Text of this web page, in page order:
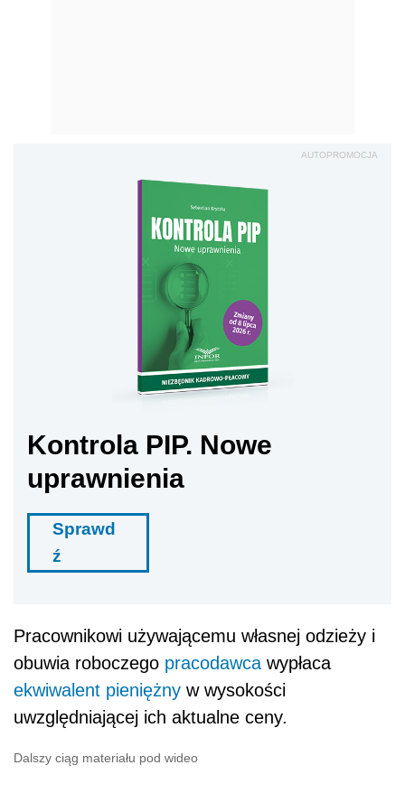
AUTOPROMOCJA
Kontrola PIP. Nowe
uprawnienia
Sprawd
ź
Pracownikowi używającemu własnej odzieży i
obuwia roboczego pracodawca wypłaca
ekwiwalent pieniężny w wysokości
uwzględniającej ich aktualne ceny.
Dalszy ciąg materiału pod wideo